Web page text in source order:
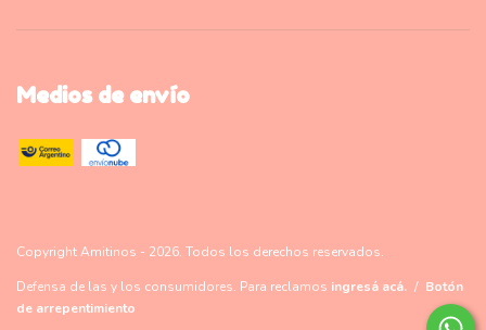
Medios de envío
Copyright Amitinos - 2026. Todos los derechos reservados.
Defensa de las y los consumidores. Para reclamos ingresá acá. / Botón
de arrepentimiento